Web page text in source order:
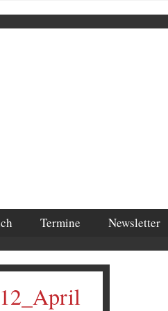
Termine Newsletter